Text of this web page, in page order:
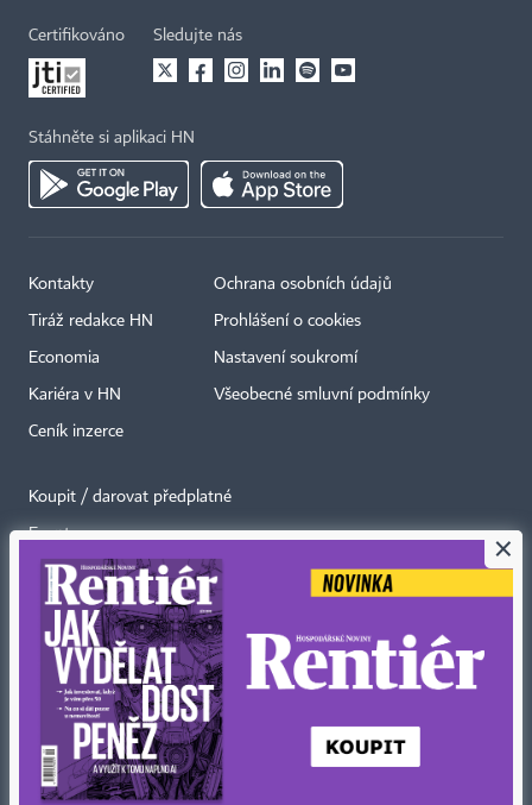
Certifikováno Sledujte nás
Stáhněte si aplikaci HN
Kontakty
Tiráž redakce HN
Economia
Kariéra v HN
Ceník inzerce
Ochrana osobních údajů
Prohlášení o cookies
Nastavení soukromí
Všeobecné smluvní podmínky
Koupit / darovat předplatné
Eventy
Newslettery
RSS kanály
Autorská práva vykonává vydavatel. Bez písemného svolení vydavatele je
zakázáno jakékoli užití částí nebo celku díla, zejména rozmnožování a šíření
jakýmkoli způsobem, mechanickým nebo elektronickým, v českém nebo
jiném jazyce. Bez souhlasu vydavatele je zakázáno též rozmnožování
obsahu pro účely automatizované analýzy textů nebo dat
×